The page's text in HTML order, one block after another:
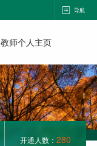
导航
教师个人主页
开通人数： 280